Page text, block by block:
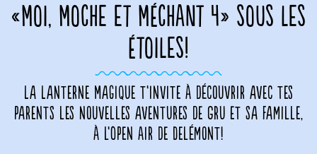
«MOI, MOCHE ET MÉCHANT 4» SOUS LES
ÉTOILES!
La Lanterne Magique t’invite à découvrir avec tes
parents les nouvelles aventures de Gru et sa famille,
à l’Open Air de Delémont!